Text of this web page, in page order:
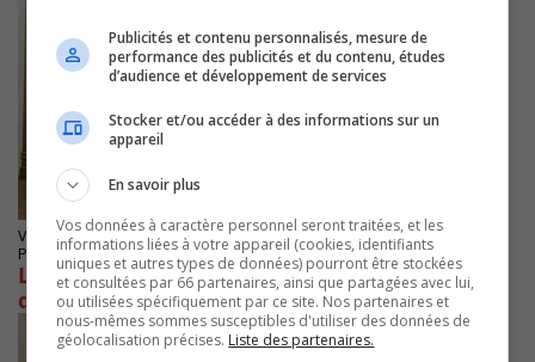
VIEUX-LONGUEUIL
Publié le 23 mars 2026 à 12h54
Le milieu communautaire « à boutte »
déclenche une grève
Publicités et contenu personnalisés, mesure de
performance des publicités et du contenu, études
d’audience et développement de services
Stocker et/ou accéder à des informations sur un
appareil
En savoir plus
Vos données à caractère personnel seront traitées, et les
informations liées à votre appareil (cookies, identifiants
uniques et autres types de données) pourront être stockées
et consultées par 66 partenaires, ainsi que partagées avec lui,
ou utilisées spécifiquement par ce site. Nos partenaires et
nous-mêmes sommes susceptibles d'utiliser des données de
géolocalisation précises. Liste des partenaires.